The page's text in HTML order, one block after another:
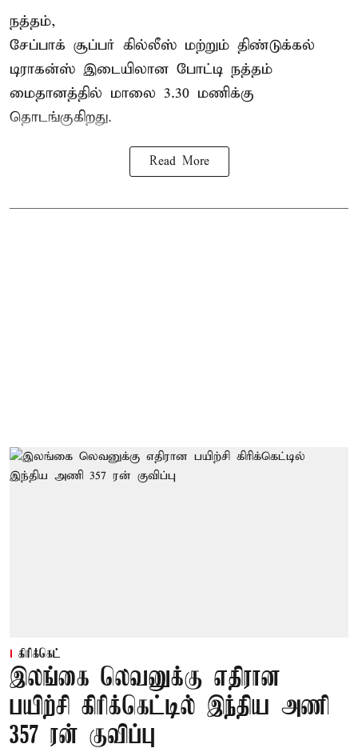
நத்தம்,
சேப்பாக் சூப்பர் கில்லீஸ் மற்றும் திண்டுக்கல்
டிராகன்ஸ் இடையிலான போட்டி நத்தம்
மைதானத்தில் மாலை 3.30 மணிக்கு
தொடங்குகிறது.
Read More
கிரிக்கெட்
இலங்கை லெவனுக்கு எதிரான
பயிற்சி கிரிக்கெட்டில் இந்திய அணி
357 ரன் குவிப்பு